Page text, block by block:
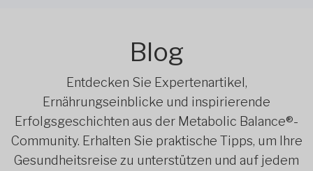
Blog
Entdecken Sie Expertenartikel,
Ernährungseinblicke und inspirierende
Erfolgsgeschichten aus der Metabolic Balance®-
Community. Erhalten Sie praktische Tipps, um Ihre
Gesundheitsreise zu unterstützen und auf jedem